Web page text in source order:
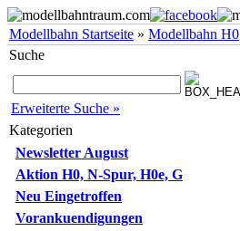
Modellbahn Startseite » Modellbahn H0
Suche
Erweiterte Suche »
Kategorien
Newsletter August
Aktion H0, N-Spur, H0e, G
Neu Eingetroffen
Vorankuendigungen